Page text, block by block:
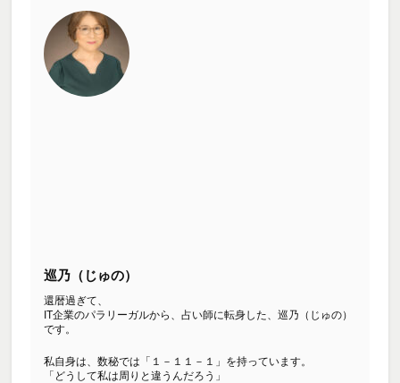
巡乃（じゅの）
還暦過ぎて、
IT企業のパラリーガルから、占い師に転身した、巡乃（じゅの）
です。
私自身は、数秘では「１－１１－１」を持っています。
「どうして私は周りと違うんだろう」